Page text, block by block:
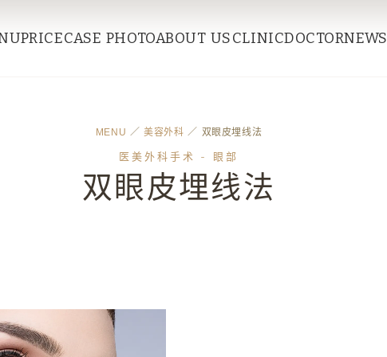
PRICECASE PHOTOABOUT USCLINICDOCTORNEWS
MENU ／美容外科 ／ 双眼皮埋线法
医美外科手术 - 眼部
双眼皮埋线法